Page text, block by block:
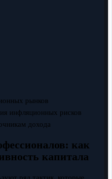
рынков
инфляционных рисков
дохода
как
капитала